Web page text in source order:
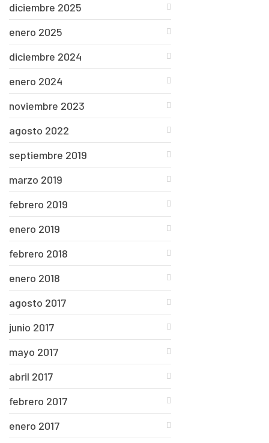
diciembre 2025
enero 2025
diciembre 2024
enero 2024
noviembre 2023
agosto 2022
septiembre 2019
marzo 2019
febrero 2019
enero 2019
febrero 2018
enero 2018
agosto 2017
junio 2017
mayo 2017
abril 2017
febrero 2017
enero 2017